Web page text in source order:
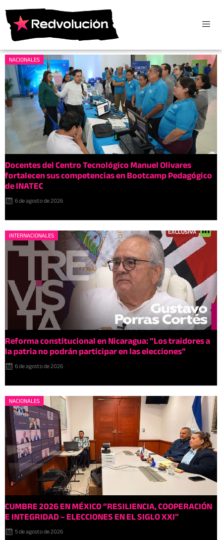
NACIONALES
Docentes del Centro Tecnológico Manuel Olivares
fortalecen sus competencias en Bootcamp Pedagógico
de INATEC
6 de agosto de 2026
INTERNACIONALES
Reforma constitucional en Nicaragua: “Los traidores a
la patria no podrán participar en las elecciones”
6 de agosto de 2026
NACIONALES
CUMBRE 2026 EN MÉXIC0 “RESILIENCIA, COOPERACIÓN
E INTEGRIDAD – ELECCIONES EN EL SIGLO XXI”
5 de agosto de 2026